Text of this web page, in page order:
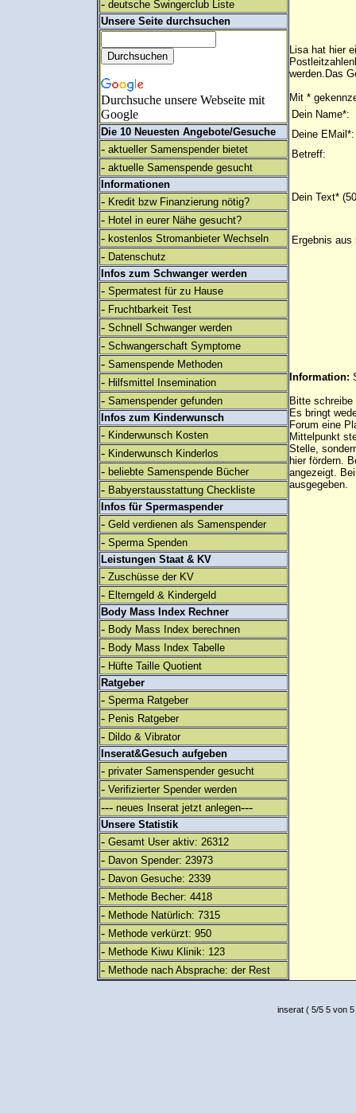
- deutsche Swingerclub Liste
Unsere Seite durchsuchen
Durchsuche unsere Webseite mit
Google
Die 10 Neuesten Angebote/Gesuche
- aktueller Samenspender bietet
- aktuelle Samenspende gesucht
Informationen
- Kredit bzw Finanzierung nötig?
- Hotel in eurer Nähe gesucht?
- kostenlos Stromanbieter Wechseln
- Datenschutz
Infos zum Schwanger werden
- Spermatest für zu Hause
- Fruchtbarkeit Test
- Schnell Schwanger werden
- Schwangerschaft Symptome
- Samenspende Methoden
- Hilfsmittel Insemination
- Samenspender gefunden
Infos zum Kinderwunsch
- Kinderwunsch Kosten
- Kinderwunsch Kinderlos
- beliebte Samenspende Bücher
- Babyerstausstattung Checkliste
Infos für Spermaspender
- Geld verdienen als Samenspender
- Sperma Spenden
Leistungen Staat & KV
- Zuschüsse der KV
- Elterngeld & Kindergeld
Body Mass Index Rechner
- Body Mass Index berechnen
- Body Mass Index Tabelle
- Hüfte Taille Quotient
Ratgeber
- Sperma Ratgeber
- Penis Ratgeber
- Dildo & Vibrator
Inserat&Gesuch aufgeben
- privater Samenspender gesucht
- Verifizierter Spender werden
--- neues Inserat jetzt anlegen---
Unsere Statistik
- Gesamt User aktiv: 26312
- Davon Spender: 23973
- Davon Gesuche: 2339
- Methode Becher: 4418
- Methode Natürlich: 7315
- Methode verkürzt: 950
- Methode Kiwu Klinik: 123
- Methode nach Absprache: der Rest
Lisa hat hier
werden.Das
Mit *
Dein Name*:
Deine EMail*:
Betreff:
Dein Text*
Ergebnis aus
Information:
Bitte
Es bringt
Forum eine
Mittelpunkt
Stelle,
hier fördern.
angezeigt.
ausgegeben.
inserat( 5/5 5 von 5